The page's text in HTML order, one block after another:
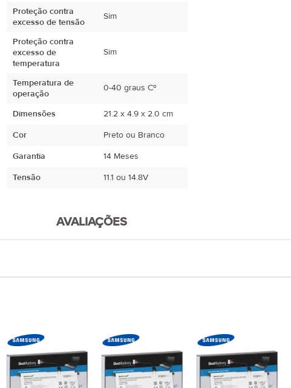
Proteção contra
excesso de tensão
Sim
Proteção contra
excesso de
temperatura
Sim
Temperatura de
operação
0-40 graus Cº
Dimensões
21.2 x 4.9 x 2.0 cm
Cor
Preto ou Branco
Garantia
14 Meses
Tensão
11.1 ou 14.8V
AVALIAÇÕES